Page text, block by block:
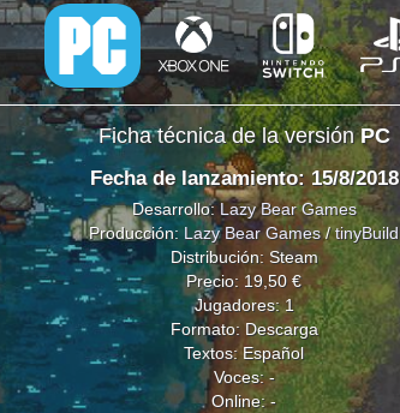
Ficha técnica de la versiónPC
Fecha de lanzamiento: 15/8/2018
Desarrollo:Lazy Bear Games
Producción: Lazy Bear Games/tinyBuild
Distribución: Steam
Precio: 19,50 €
Jugadores: 1
Formato: Descarga
Textos: Español
Voces: -
Online: -